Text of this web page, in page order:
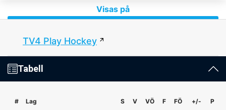
Visas på
TV4 Play Hockey
Tabell
# Lag S V VÖ F FÖ +/- P